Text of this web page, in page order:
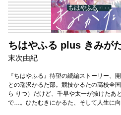
ちはやふる plus きみが
末次由紀
『ちはやふる』待望の続編ストーリー
との瑞沢かるた部。競技かるたの高校全
ら りつ）だけど、千早や太一が抜けたあ
で…。ひたむきにかるた、そして人生に